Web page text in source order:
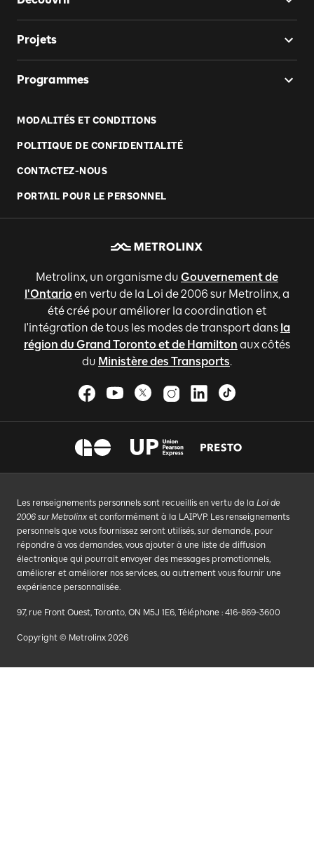
Projets
Programmes
MODALITÉS ET CONDITIONS
POLITIQUE DE CONFIDENTIALITÉ
CONTACTEZ-NOUS
PORTAIL POUR LE PERSONNEL
Metrolinx, un organisme du Gouvernement de
l'Ontario en vertu de la Loi de 2006 sur Metrolinx, a
été créé pour améliorer la coordination et
l'intégration de tous les modes de transport dans la
région du Grand Toronto et de Hamilton aux côtés
du Ministère des Transports.
Les renseignements personnels sont recueillis en vertu de la Loi de
2006 sur Metrolinx et conformément à la LAIPVP. Les renseignements
personnels que vous fournissez seront utilisés, sur demande, pour
répondre à vos demandes, vous ajouter à une liste de diffusion
électronique qui pourrait envoyer des messages promotionnels,
améliorer et améliorer nos services, ou autrement vous fournir une
expérience personnalisée.
97, rue Front Ouest, Toronto, ON M5J 1E6, Téléphone : 416-869-3600
Copyright © Metrolinx 2026